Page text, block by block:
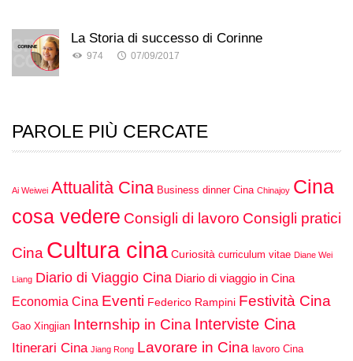
La Storia di successo di Corinne
974 07/09/2017
PAROLE PIÙ CERCATE
Ai Weiwei Attualità Cina Business dinner Cina Chinajoy Cina
cosa vedere Consigli di lavoro Consigli pratici
Cina Cultura cina Curiosità curriculum vitae Diane Wei
Liang Diario di Viaggio Cina Diario di viaggio in Cina
Economia Cina Eventi Federico Rampini Festività Cina
Gao Xingjian Internship in Cina Interviste Cina
Itinerari Cina Jiang Rong Lavorare in Cina lavoro Cina